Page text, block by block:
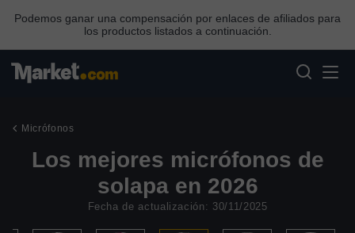
Podemos ganar una compensación por enlaces de afiliados para
los productos listados a continuación.
Micrófonos
Los mejores micrófonos de
solapa en 2026
Fecha de actualización: 30/11/2025